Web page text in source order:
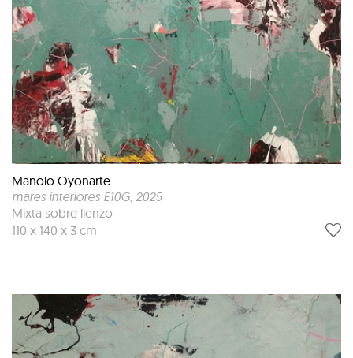
Manolo Oyonarte
mares interiores E10G, 2025
Mixta sobre lienzo
110 x 140 x 3 cm